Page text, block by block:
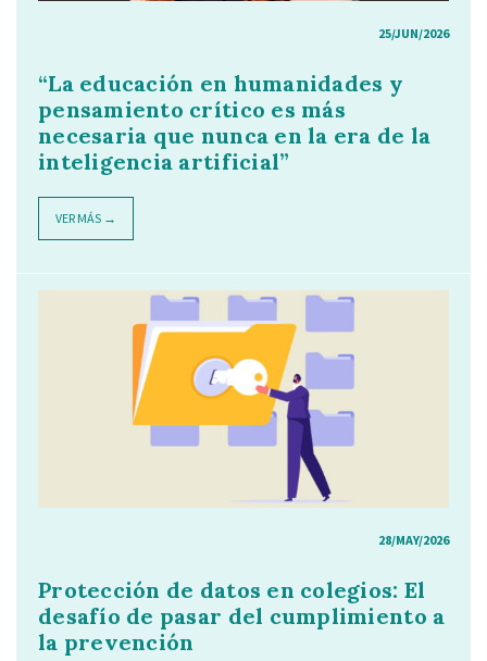
25/JUN/2026
“La educación en humanidades y
pensamiento crítico es más
necesaria que nunca en la era de la
inteligencia artificial”
VER MÁS →
28/MAY/2026
Protección de datos en colegios: El
desafío de pasar del cumplimiento a
la prevención